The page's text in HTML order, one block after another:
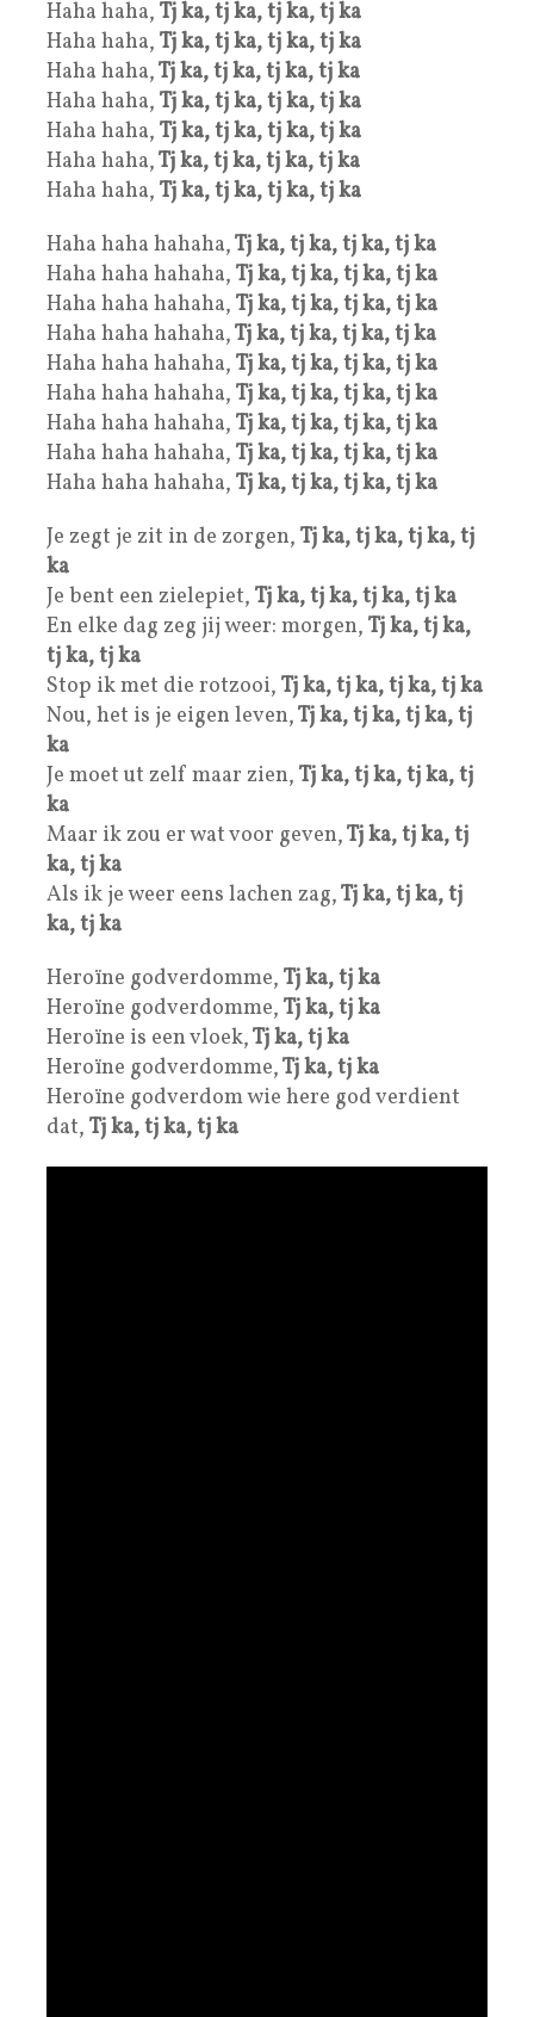
Haha haha, Tj ka, tj ka, tj ka, tj ka
Haha haha, Tj ka, tj ka, tj ka, tj ka
Haha haha,Tj ka, tj ka, tj ka, tj ka
Haha haha, Tj ka, tj ka, tj ka, tj ka
Haha haha, Tj ka, tj ka, tj ka, tj ka
Haha haha,Tj ka, tj ka, tj ka, tj ka
Haha haha, Tj ka, tj ka, tj ka, tj ka
Haha haha hahaha,Tj ka, tj ka, tj ka, tj ka
Haha haha hahaha, Tj ka, tj ka, tj ka, tj ka
Haha haha hahaha, Tj ka, tj ka, tj ka, tj ka
Haha haha hahaha,Tj ka, tj ka, tj ka, tj ka
Haha haha hahaha, Tj ka, tj ka, tj ka, tj ka
Haha haha hahaha, Tj ka, tj ka, tj ka, tj ka
Haha haha hahaha, Tj ka, tj ka, tj ka, tj ka
Haha haha hahaha, Tj ka, tj ka, tj ka, tj ka
Haha haha hahaha, Tj ka, tj ka, tj ka, tj ka
Je zegt je zit in de zorgen, Tj ka, tj ka, tj ka, tj
ka
Je bent een zielepiet, Tj ka, tj ka, tj ka, tj ka
En elke dag zeg jij weer: morgen, Tj ka, tj ka,
tj ka, tj ka
Stop ik met die rotzooi, Tj ka, tj ka, tj ka, tj ka
Nou, het is je eigen leven,Tj ka, tj ka, tj ka, tj
ka
Je moet ut zelf maar zien, Tj ka, tj ka, tj ka, tj
ka
Maar ik zou er wat voor geven,Tj ka, tj ka, tj
ka, tj ka
Als ik je weer eens lachen zag,Tj ka, tj ka, tj
ka, tj ka
Heroïne godverdomme, Tj ka, tj ka
Heroïne godverdomme, Tj ka, tj ka
Heroïne is een vloek,Tj ka, tj ka
Heroïne godverdomme,Tj ka, tj ka
Heroïne godverdom wie here god verdient
dat, Tj ka, tj ka, tj ka